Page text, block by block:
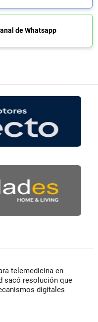
de Whatsapp
telemedicina en
sacó resolución que
digitales